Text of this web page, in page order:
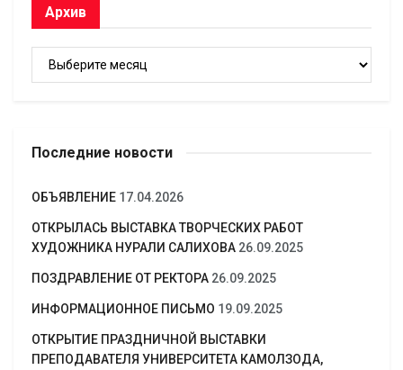
Архив
Последние новости
ОБЪЯВЛЕНИЕ 17.04.2026
ОТКРЫЛАСЬ ВЫСТАВКА ТВОРЧЕСКИХ РАБОТ
ХУДОЖНИКА НУРАЛИ САЛИХОВА 26.09.2025
ПОЗДРАВЛЕНИЕ ОТ РЕКТОРА 26.09.2025
ИНФОРМАЦИОННОЕ ПИСЬМО 19.09.2025
ОТКРЫТИЕ ПРАЗДНИЧНОЙ ВЫСТАВКИ
ПРЕПОДАВАТЕЛЯ УНИВЕРСИТЕТА КАМОЛЗОДА,